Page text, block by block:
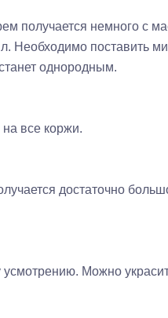
получается немного с
Необходимо поставить
однородным.
все коржи.
достаточно
усмотрению. Можно